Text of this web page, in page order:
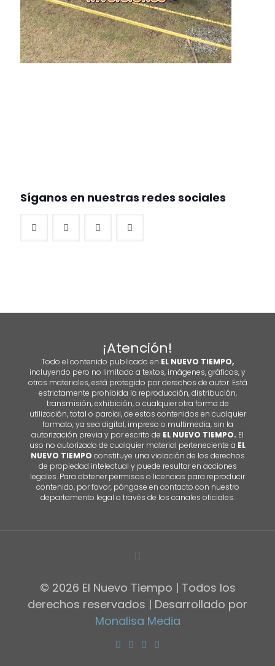
Síganos en nuestras redes sociales
¡Atención!
Todo el contenido publicado en EL NUEVO TIEMPO,
incluyendo pero no limitado a textos, imágenes, gráficos, y
otros materiales, está protegido por derechos de autor. Está
estrictamente prohibida la reproducción, distribución,
transmisión, exhibición, o cualquier otra forma de
utilización, total o parcial, de estos contenidos en cualquier
formato, ya sea digital, impreso o multimedia, sin la
autorización previa y por escrito de EL NUEVO TIEMPO. El
uso no autorizado de cualquier material perteneciente a EL
NUEVO TIEMPO constituye una violación de los derechos
de propiedad intelectual y puede resultar en acciones
legales. Para obtener permisos o licencias para reproducir
contenido, por favor, póngase en contacto con nuestro
departamento legal a través de los canales oficiales.
© 2026 El Nuevo Tiempo | Todos los
derechos reservados | Desarrollado por
Monalisa Media